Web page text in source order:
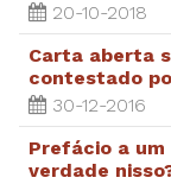
20-10-2018
Carta aberta
contestado
30-12-2016
Prefácio a
verdade